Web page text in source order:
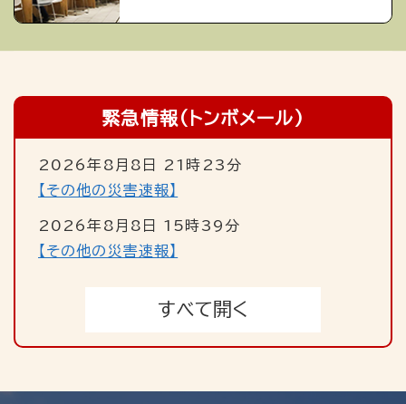
緊急情報（トンボメール）
2026年8月8日 21時23分
【その他の災害速報】
活動支援のため消防車が出場しました。
2026年8月8日 15時39分
【その他の災害速報】
敦賀市松葉町付近において、
消防車が出場しました。
すべて開く